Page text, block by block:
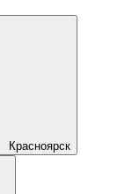
Красноярск